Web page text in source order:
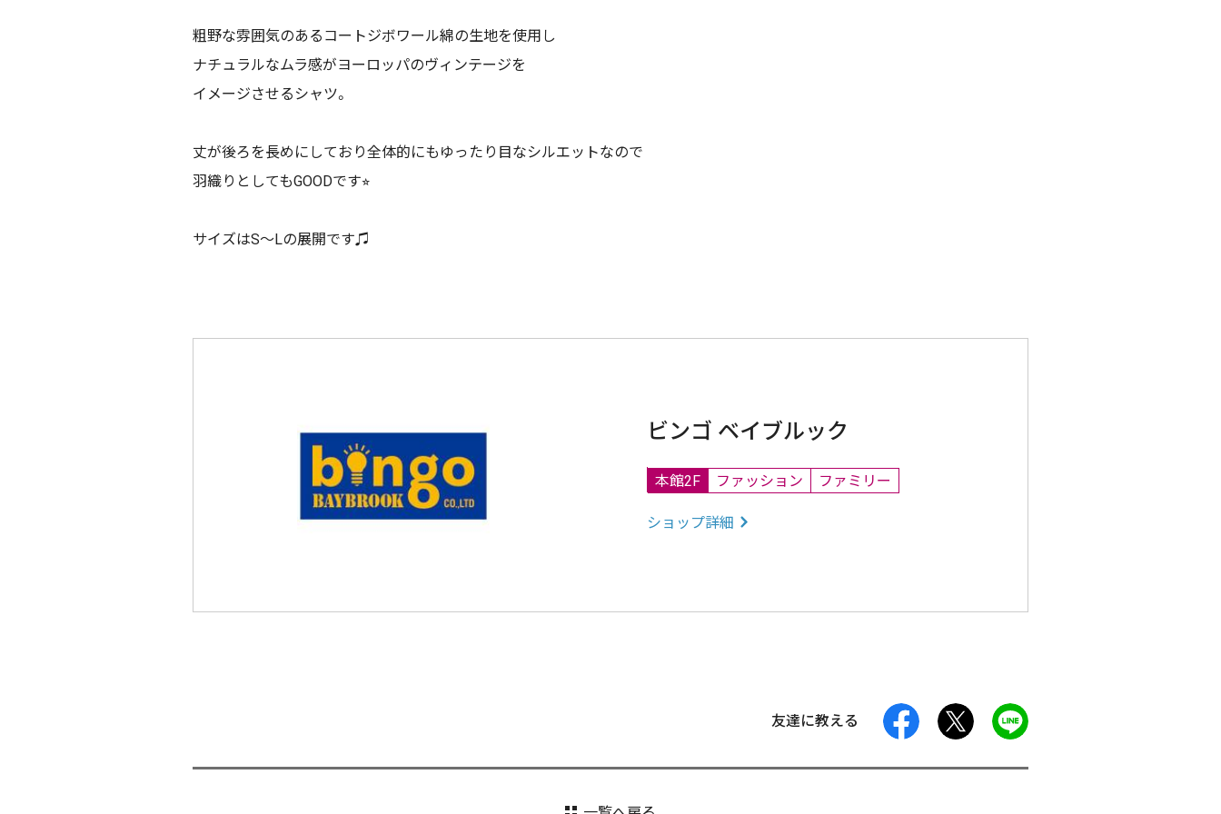
粗野な雰囲気のあるコートジボワール綿の生地を使用し
ナチュラルなムラ感がヨーロッパのヴィンテージを
イメージさせるシャツ。
丈が後ろを長めにしており全体的にもゆったり目なシルエットなので
羽織りとしてもGOODです⭐︎
サイズはS〜Lの展開です♫
ビンゴ ベイブルック
本館2F ファッション ファミリー
ショップ詳細
友達に教える facebook